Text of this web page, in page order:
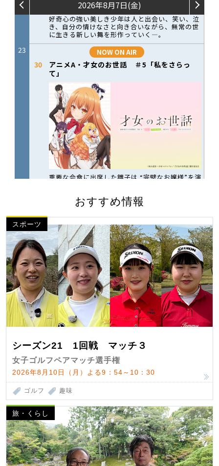
おすすめ情報
スポーツ
シーズン21 1回戦 マッチ３
女子ゴルフペアマッチ選手権
2026年8月10日（月）よる9：54～10：30
ゴルフ 趣味
旅・くらし